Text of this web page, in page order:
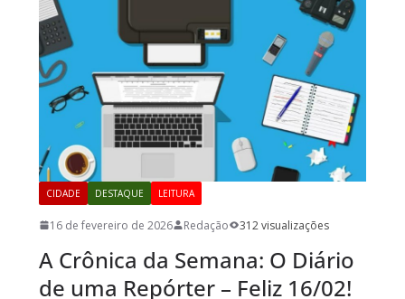
CIDADE DESTAQUE LEITURA
16 de fevereiro de 2026 Redação 312 visualizações
A Crônica da Semana: O Diário
de uma Repórter – Feliz 16/02!